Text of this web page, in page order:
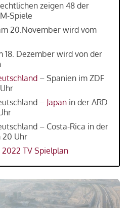
zeigen 48 der
Spiele
20.November wird vom
18. Dezember wird von der
– Spanien im ZDF
– Japanin der ARD
– Costa-Rica in der
20 Uhr
TV Spielplan